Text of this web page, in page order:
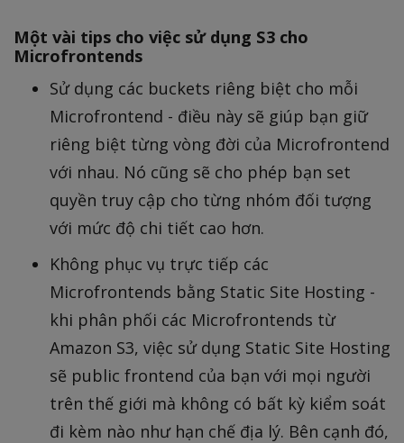
Một vài tips cho việc sử dụng S3 cho
Microfrontends
Sử dụng các buckets riêng biệt cho mỗi
Microfrontend - điều này sẽ giúp bạn giữ
riêng biệt từng vòng đời của Microfrontend
với nhau. Nó cũng sẽ cho phép bạn set
quyền truy cập cho từng nhóm đối tượng
với mức độ chi tiết cao hơn.
Không phục vụ trực tiếp các
Microfrontends bằng Static Site Hosting -
khi phân phối các Microfrontends từ
Amazon S3, việc sử dụng Static Site Hosting
sẽ public frontend của bạn với mọi người
trên thế giới mà không có bất kỳ kiểm soát
đi kèm nào như hạn chế địa lý. Bên cạnh đó,